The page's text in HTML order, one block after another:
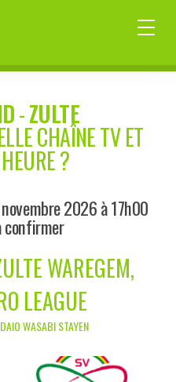
-ZULTE
CHAÎNE TV ET
?
2026 à 17h00
confirmer
WAREGEM,
LEAGUE
WASABI STAYEN